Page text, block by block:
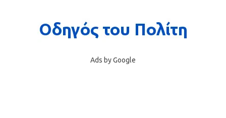
Ads by Google